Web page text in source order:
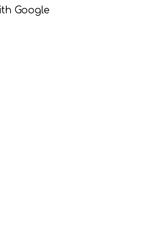
Google